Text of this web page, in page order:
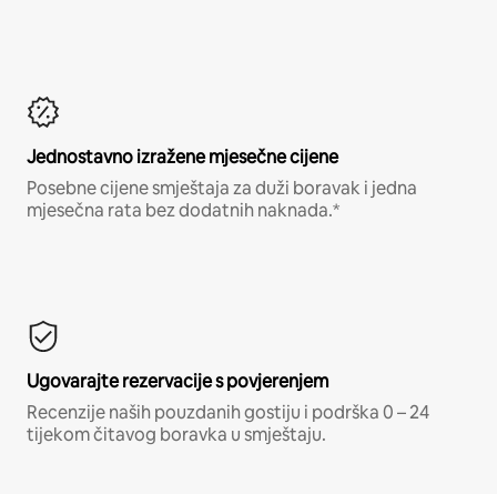
Jednostavno izražene mjesečne cijene
Posebne cijene smještaja za duži boravak i jedna
mjesečna rata bez dodatnih naknada.*
Ugovarajte rezervacije s povjerenjem
Recenzije naših pouzdanih gostiju i podrška 0 – 24
tijekom čitavog boravka u smještaju.